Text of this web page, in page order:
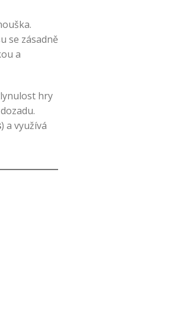
se zásadně
a
hry
) a využívá